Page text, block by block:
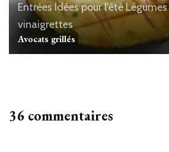
Entrées Idées pour l'étéLégumes
vinaigrettes
Avocats grillés
36 commentaires